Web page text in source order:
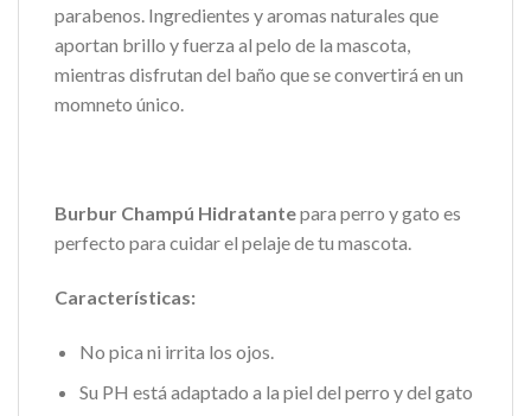
parabenos. Ingredientes y aromas naturales que
aportan brillo y fuerza al pelo de la mascota,
mientras disfrutan del baño que se convertirá en un
momneto único.
Burbur Champú Hidratantepara perro y gato es
perfecto para cuidar el pelaje de tu mascota.
Características:
No pica ni irrita los ojos.
Su PH está adaptado a la piel del perro y del gato